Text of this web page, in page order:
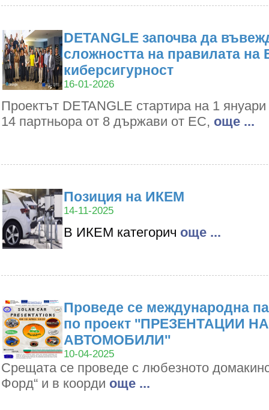
DETANGLE започва да
сложността на правилата на
киберсигурност
16-01-2026
Проектът DETANGLE стартира на 1
14 партньора от 8 държави от ЕС, oще ...
Позиция на ИКЕМ
14-11-2025
В ИКЕМ категорич oще ...
Проведе се международна
по проект ''ПРЕЗЕНТАЦИИ
АВТОМОБИЛИ''
10-04-2025
Срещата се проведе с любезното
Форд“ и в коорди oще ...